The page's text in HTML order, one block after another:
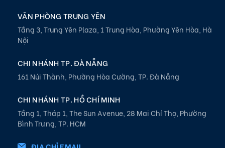
VĂN PHÒNG TRUNG YÊN
Tầng 3, Trung Yên Plaza, 1 Trung Hòa, Phường Yên Hòa, Hà
Nội
CHI NHÁNH TP. ĐÀ NẴNG
161 Núi Thành, Phường Hòa Cường, TP. Đà Nẵng
CHI NHÁNH TP. HỒ CHÍ MINH
Tầng 1, Tháp 1, The Sun Avenue, 28 Mai Chí Thọ, Phường
Bình Trưng, TP. HCM